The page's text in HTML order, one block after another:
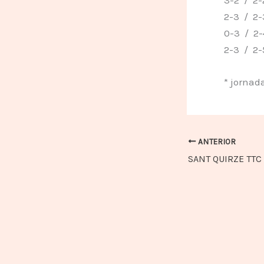
2-3 / 2-3
0-3 / 2-4
2-3 / 2-
*
ANTERIOR
SANT QUIRZE